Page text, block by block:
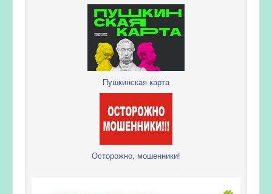
Пушкинская карта
Осторожно, мошенники!